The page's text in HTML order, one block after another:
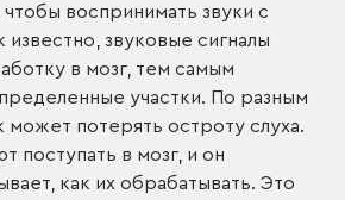
чтобы воспринимать звуки с
известно, звуковые сигналы
в мозг, тем самым
участки. По разным
может потерять остроту слуха.
поступать в мозг, и он
как их обрабатывать. Это